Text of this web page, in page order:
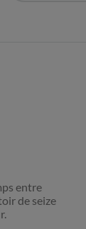
entre
de seize